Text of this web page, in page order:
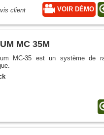
client VOIR DÉMO
MC 35M
MC-35 est un système de